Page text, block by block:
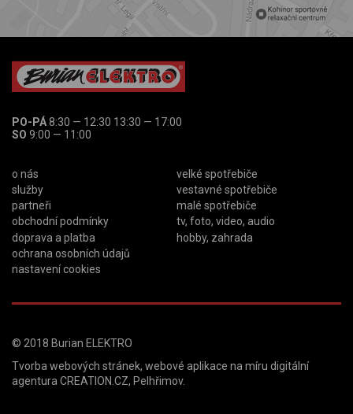
PO-PÁ8:30 — 12:30 13:30 — 17:00
SO 9:00 — 11:00
o nás
služby
partneři
obchodní podmínky
doprava a platba
ochrana osobních údajů
nastavení cookies
velké spotřebiče
vestavné spotřebiče
malé spotřebiče
tv, foto, video, audio
hobby, zahrada
© 2018 Burian ELEKTRO
Tvorba webových stránek, webové aplikace na míru digitální
agentura CREATION.CZ, Pelhřimov.